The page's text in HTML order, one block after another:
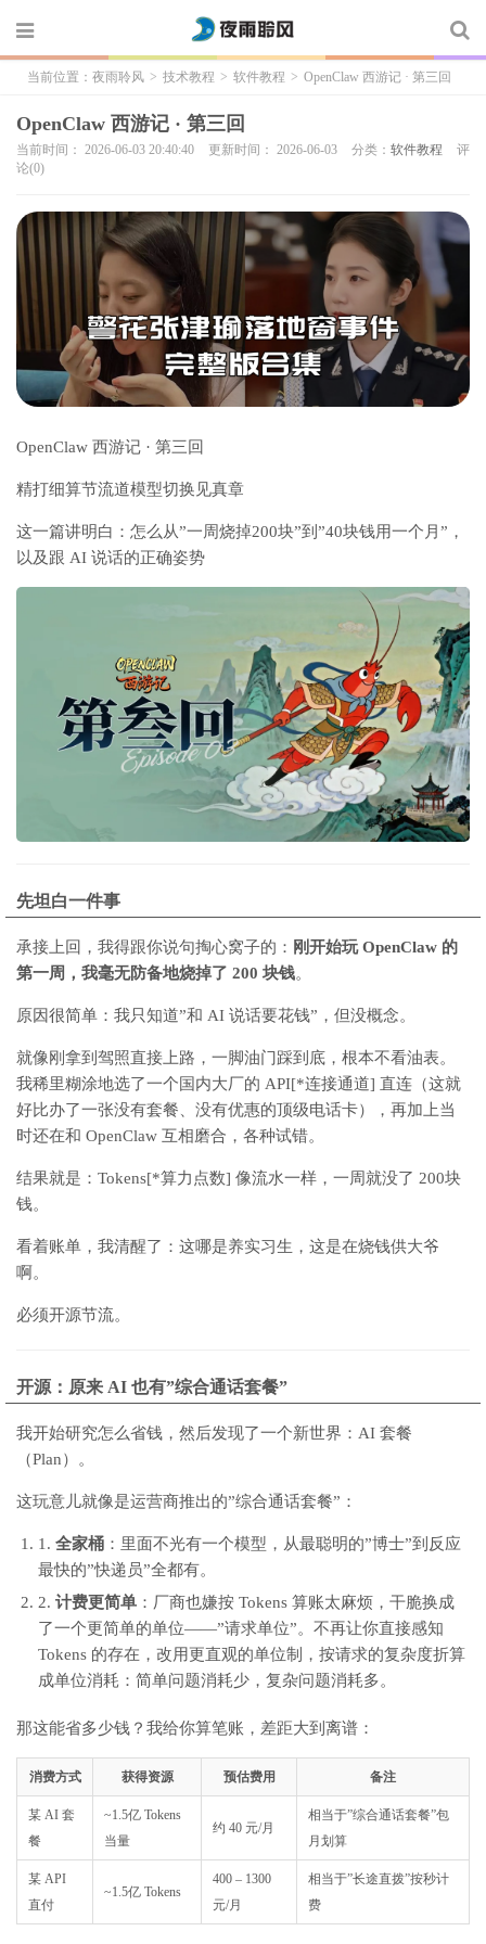
当前位置： 夜雨聆风 > 技术教程 > 软件教程 > OpenClaw 西游记 · 第三回
OpenClaw 西游记 · 第三回
当前时间： 2026-06-03 20:40:40 更新时间： 2026-06-03 分类： 软件教程
评
论(0)
OpenClaw 西游记 · 第三回
精打细算节流道模型切换见真章
这一篇讲明白：怎么从”一周烧掉200块”到”40块钱用一个月”，
以及跟 AI 说话的正确姿势
先坦白一件事
承接上回，我得跟你说句掏心窝子的： 刚开始玩 OpenClaw 的
第一周，我毫无防备地烧掉了 200 块钱。
原因很简单：我只知道”和 AI 说话要花钱”，但没概念。
就像刚拿到驾照直接上路，一脚油门踩到底，根本不看油表。
我稀里糊涂地选了一个国内大厂的 API[*连接通道] 直连（这就
好比办了一张没有套餐、没有优惠的顶级电话卡），再加上当
时还在和 OpenClaw 互相磨合，各种试错。
结果就是：Tokens[*算力点数] 像流水一样，一周就没了 200块
钱。
看着账单，我清醒了：这哪是养实习生，这是在烧钱供大爷
啊。
必须开源节流。
开源：原来 AI 也有”综合通话套餐”
我开始研究怎么省钱，然后发现了一个新世界：AI 套餐
（Plan）。
这玩意儿就像是运营商推出的”综合通话套餐”：
1. 全家桶 ：里面不光有一个模型，从最聪明的”博士”到反应
最快的”快递员”全都有。
2. 计费更简单 ：厂商也嫌按 Tokens 算账太麻烦，干脆换成
了一个更简单的单位——”请求单位”。不再让你直接感知
Tokens 的存在，改用更直观的单位制，按请求的复杂度折算
成单位消耗：简单问题消耗少，复杂问题消耗多。
那这能省多少钱？我给你算笔账，差距大到离谱：
消费方式 获得资源 预估费用 备注
某 AI 套
餐
~1.5亿 Tokens
当量
约 40 元/月
相当于”综合通话套餐”包
月划算
某 API
直付
~1.5亿 Tokens
400 – 1300
元/月
相当于”长途直拨”按秒计
费